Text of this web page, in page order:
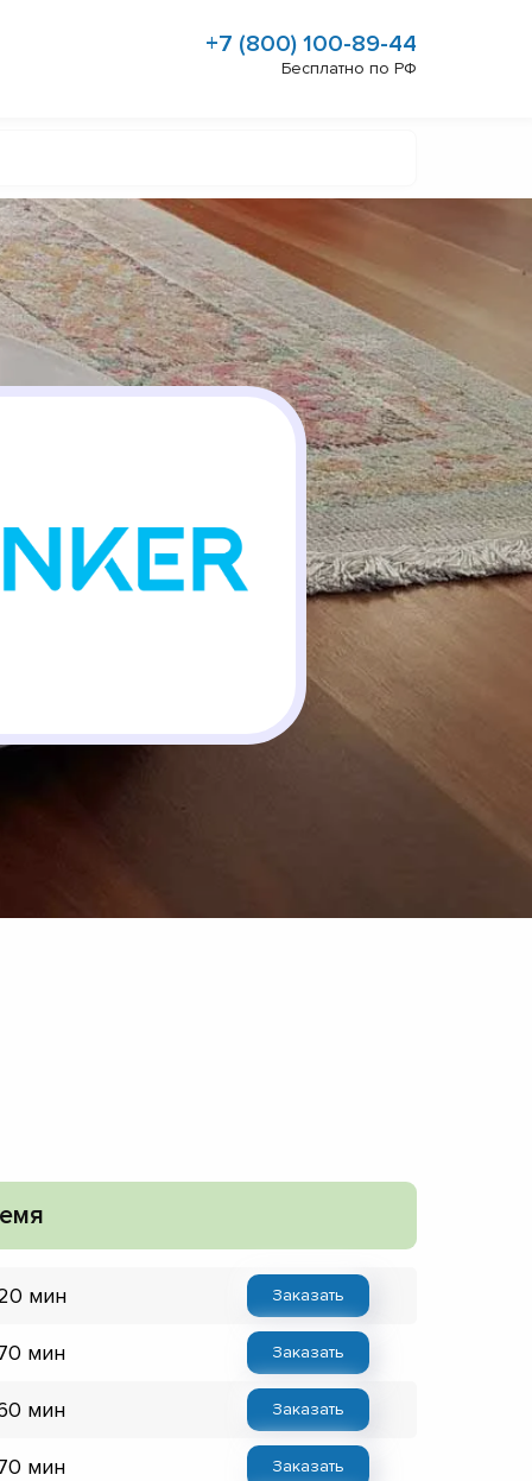
+7 (800) 100-89-44
Бесплатно по РФ
мин Заказать
мин Заказать
мин Заказать
мин Заказать